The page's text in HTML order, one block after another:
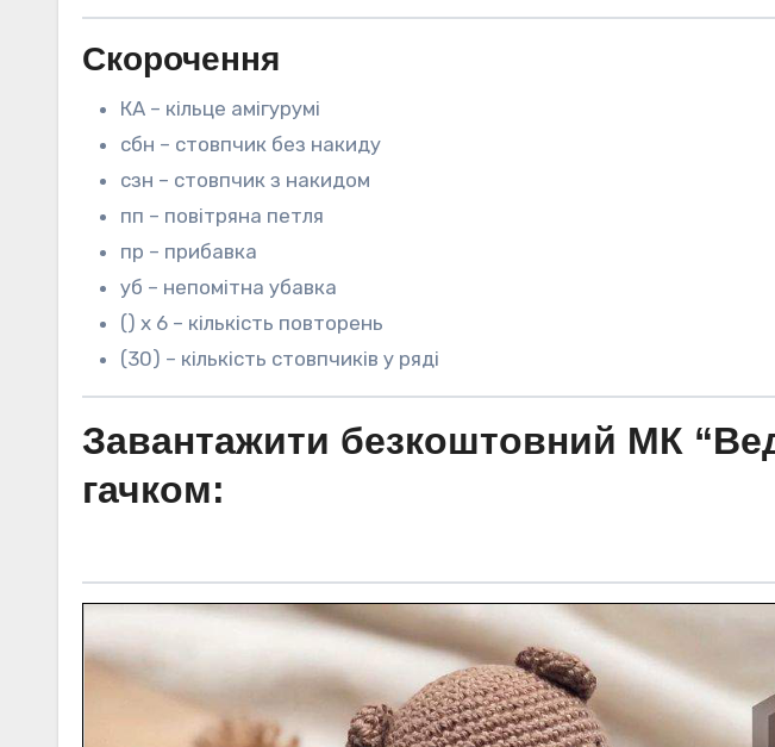
Скорочення
КА – кільце амігурумі
сбн – стовпчик без накиду
сзн – стовпчик з накидом
пп – повітряна петля
пр – прибавка
уб – непомітна убавка
() х 6 – кількість повторень
(30) – кількість стовпчиків у ряді
Завантажити безкоштовний МК
гачком: